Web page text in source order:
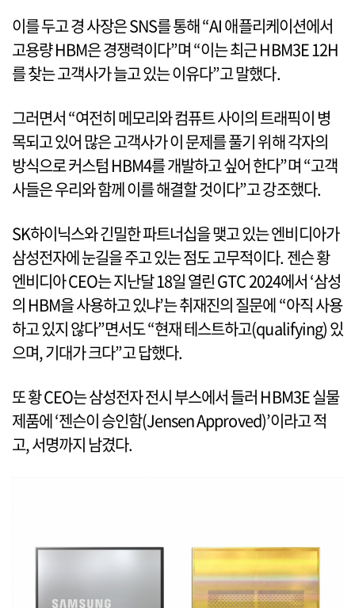
이를 두고 경 사장은 SNS를 통해 “AI 애플리케이션에서
고용량 HBM은 경쟁력이다”며 “이는 최근 HBM3E 12H
를 찾는 고객사가 늘고 있는 이유다”고 말했다.
그러면서 “여전히 메모리와 컴퓨트 사이의 트래픽이 병
목되고 있어 많은 고객사가 이 문제를 풀기 위해 각자의
방식으로 커스텀 HBM4를 개발하고 싶어 한다”며 “고객
사들은 우리와 함께 이를 해결할 것이다”고 강조했다.
SK하이닉스와 긴밀한 파트너십을 맺고 있는 엔비디아가
삼성전자에 눈길을 주고 있는 점도 고무적이다. 젠슨 황
엔비디아 CEO는 지난달 18일 열린 GTC 2024에서 ‘삼성
의 HBM을 사용하고 있냐’는 취재진의 질문에 “아직 사용
하고 있지 않다”면서도 “현재 테스트하고(qualifying) 있
으며, 기대가 크다”고 답했다.
또 황 CEO는 삼성전자 전시 부스에서 들러 HBM3E 실물
제품에 ‘젠슨이 승인함(Jensen Approved)’이라고 적
고, 서명까지 남겼다.